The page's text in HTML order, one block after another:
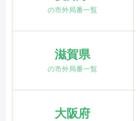
の市外局番一覧
滋賀県
の市外局番一覧
大阪府